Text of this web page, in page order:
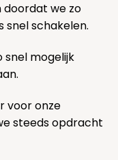
doordat we zo
snel schakelen.
snel mogelijk
voor onze
steeds opdracht